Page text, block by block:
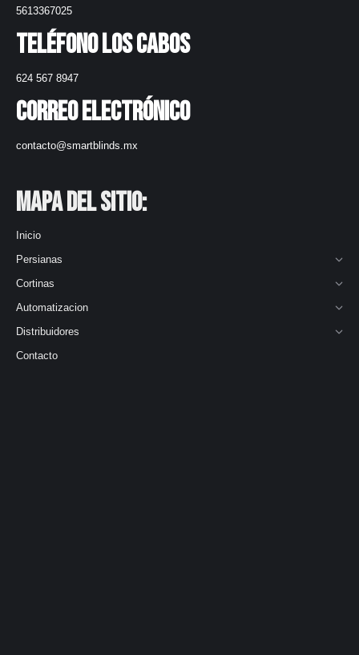
5613367025
Teléfono Los Cabos
624 567 8947
Correo electrónico
contacto@smartblinds.mx
Mapa del Sitio:
Inicio
Persianas
Cortinas
Automatizacion
Distribuidores
Contacto